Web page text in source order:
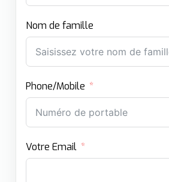
Nom de famille
Phone/Mobile
Votre Email